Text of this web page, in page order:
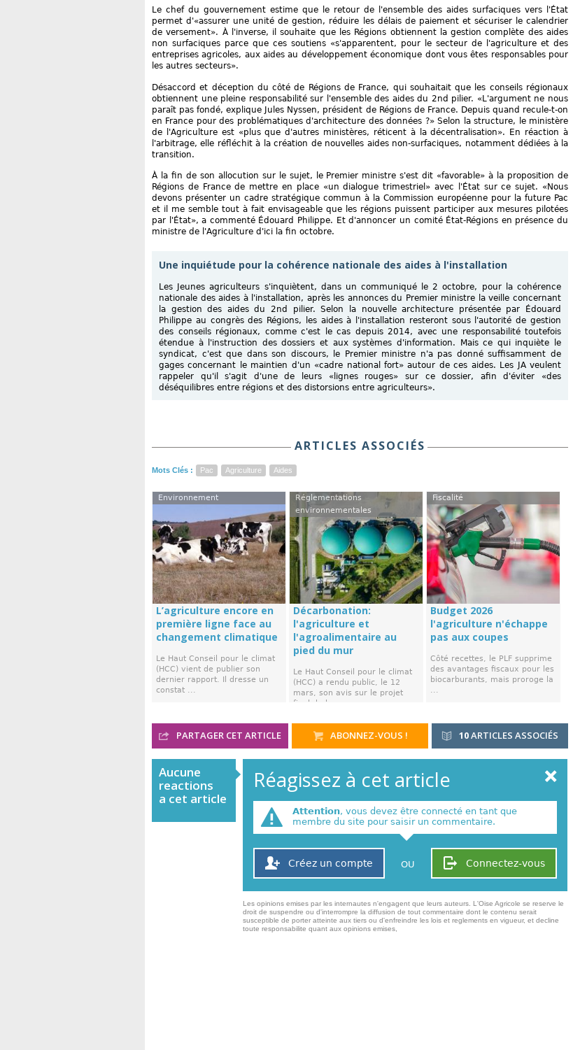
Le chef du gouvernement estime que le retour de l'ensemble des aides surfaciques vers l'État
permet d'«assurer une unité de gestion, réduire les délais de paiement et sécuriser le calendrier
de versement». À l'inverse, il souhaite que les Régions obtiennent la gestion complète des aides
non surfaciques parce que ces soutiens «s'apparentent, pour le secteur de l'agriculture et des
entreprises agricoles, aux aides au développement économique dont vous êtes responsables pour
les autres secteurs».
Désaccord et déception du côté de Régions de France, qui souhaitait que les conseils régionaux
obtiennent une pleine responsabilité sur l'ensemble des aides du 2nd pilier. «L'argument ne nous
paraît pas fondé, explique Jules Nyssen, président de Régions de France. Depuis quand recule-t-on
en France pour des problématiques d'architecture des données ?» Selon la structure, le ministère
de l'Agriculture est «plus que d'autres ministères, réticent à la décentralisation». En réaction à
l'arbitrage, elle réfléchit à la création de nouvelles aides non-surfaciques, notamment dédiées à la
transition.
À la fin de son allocution sur le sujet, le Premier ministre s'est dit «favorable» à la proposition de
Régions de France de mettre en place «un dialogue trimestriel» avec l'État sur ce sujet. «Nous
devons présenter un cadre stratégique commun à la Commission européenne pour la future Pac
et il me semble tout à fait envisageable que les régions puissent participer aux mesures pilotées
par l'État», a commenté Édouard Philippe. Et d'annoncer un comité État-Régions en présence du
ministre de l'Agriculture d'ici la fin octobre.
Une inquiétude pour la cohérence nationale des aides à l'installation
Les Jeunes agriculteurs s'inquiètent, dans un communiqué le 2 octobre, pour la cohérence
nationale des aides à l'installation, après les annonces du Premier ministre la veille concernant
la gestion des aides du 2nd pilier. Selon la nouvelle architecture présentée par Édouard
Philippe au congrès des Régions, les aides à l'installation resteront sous l'autorité de gestion
des conseils régionaux, comme c'est le cas depuis 2014, avec une responsabilité toutefois
étendue à l'instruction des dossiers et aux systèmes d'information. Mais ce qui inquiète le
syndicat, c'est que dans son discours, le Premier ministre n'a pas donné suffisamment de
gages concernant le maintien d'un «cadre national fort» autour de ces aides. Les JA veulent
rappeler qu'il s'agit d'une de leurs «lignes rouges» sur ce dossier, afin d'éviter «des
déséquilibres entre régions et des distorsions entre agriculteurs».
ARTICLES ASSOCIÉS
Mots Clés : Pac Agriculture Aides
Environnement
L’agriculture encore en
première ligne face au
changement climatique
Le Haut Conseil pour le climat
(HCC) vient de publier son
dernier rapport. Il dresse un
constat ...
Réglementations
environnementales
Décarbonation:
l'agriculture et
l'agroalimentaire au
pied du mur
Le Haut Conseil pour le climat
(HCC) a rendu public, le 12
mars, son avis sur le projet
final de la ...
Fiscalité
Budget 2026
l'agriculture n'échappe
pas aux coupes
Côté recettes, le PLF supprime
des avantages fiscaux pour les
biocarburants, mais proroge la
...
10ARTICLES ASSOCIÉS
PARTAGER CET ARTICLE ABONNEZ-VOUS !
Aucune
reactions
a cet article
Réagissez à cet article
Attention, vous devez être connecté en tant que
membre du site pour saisir un commentaire.
Connectez-vous
Créez un compte OU
Les opinions emises par les internautes n'engagent que leurs auteurs. L'Oise Agricole se reserve le
droit de suspendre ou d'interrompre la diffusion de tout commentaire dont le contenu serait
susceptible de porter atteinte aux tiers ou d'enfreindre les lois et reglements en vigueur, et decline
toute responsabilite quant aux opinions emises,